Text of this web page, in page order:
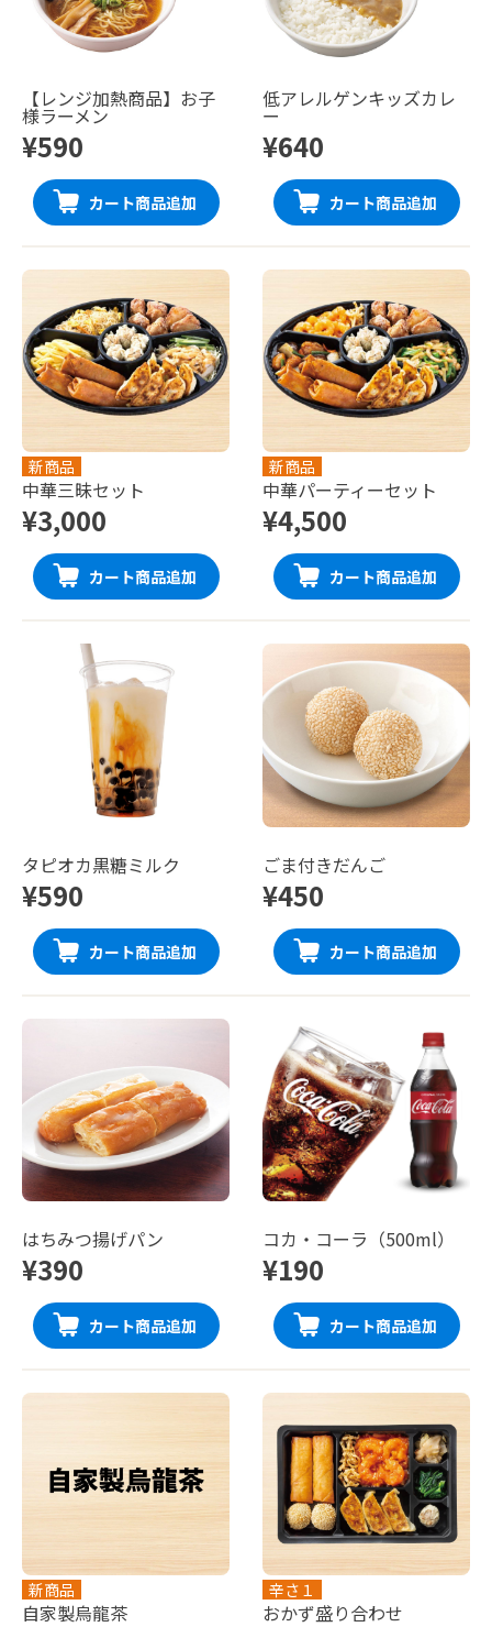
【レンジ加熱商品】お子
様ラーメン
¥590
カート商品追加
低アレルゲンキッズカレ
ー
¥640
カート商品追加
新商品
中華三昧セット
¥3,000
カート商品追加
新商品
中華パーティーセット
¥4,500
カート商品追加
タピオカ黒糖ミルク
¥590
カート商品追加
ごま付きだんご
¥450
カート商品追加
はちみつ揚げパン
¥390
カート商品追加
コカ・コーラ（500ml）
¥190
カート商品追加
新商品
自家製烏龍茶
辛さ１
おかず盛り合わせ